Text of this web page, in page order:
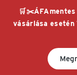
🛒✂️ÁFAmentes
vásárlása esetén